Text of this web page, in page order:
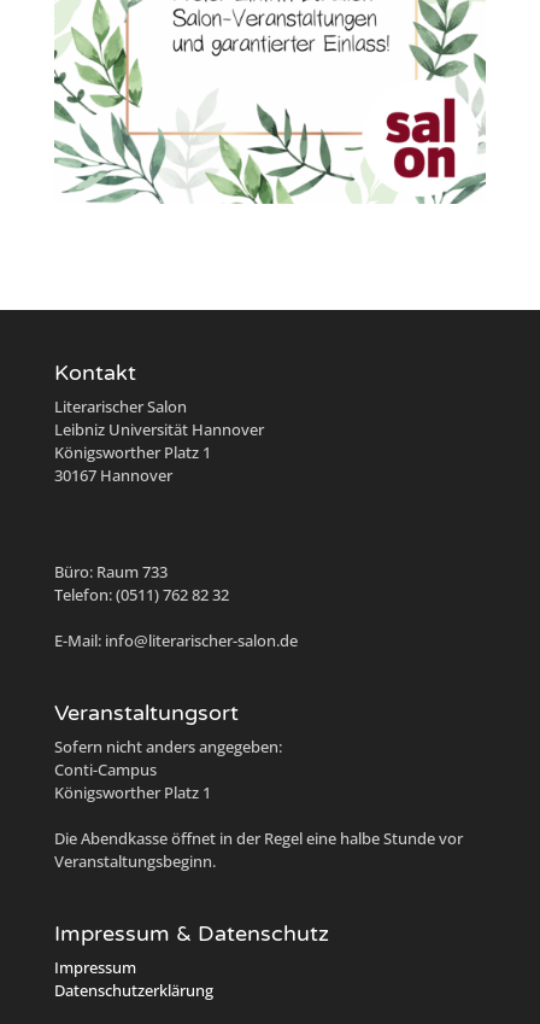
Kontakt
Literarischer Salon
Leibniz Universität Hannover
Königsworther Platz 1
30167 Hannover
Büro: Raum 733
Telefon: (0511) 762 82 32
E-Mail: info@literarischer-salon.de
Veranstaltungsort
Sofern nicht anders angegeben:
Conti-Campus
Königsworther Platz 1
Die Abendkasse öffnet in der Regel eine halbe Stunde vor
Veranstaltungsbeginn.
Impressum & Datenschutz
Impressum
Datenschutzerklärung